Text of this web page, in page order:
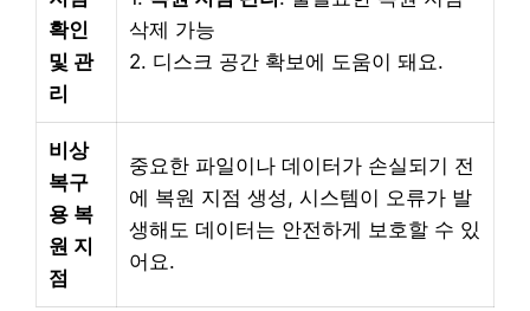
확인
및 관
리
삭제 가능
2. 디스크 공간 확보에 도움이 돼요.
비상
복구
용 복
원 지
점
중요한 파일이나 데이터가 손실되기 전
에 복원 지점 생성, 시스템이 오류가 발
생해도 데이터는 안전하게 보호할 수 있
어요.